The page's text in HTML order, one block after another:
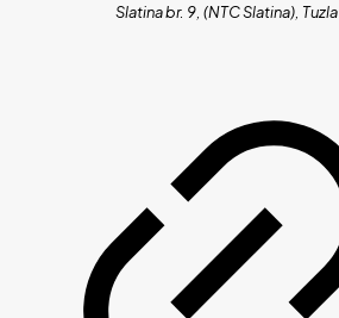
Slatina br. 9, (NTC Slatina), Tuzla